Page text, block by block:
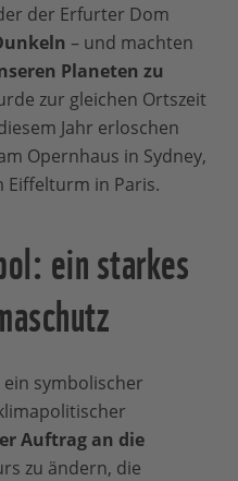
der Erfurter Dom
– und machten
Planeten zu
zur gleichen Ortszeit
Jahr erloschen
Opernhaus in Sydney,
Eiffelturm in Paris.
ein starkes
symbolischer
Auftrag an die
zu ändern, die